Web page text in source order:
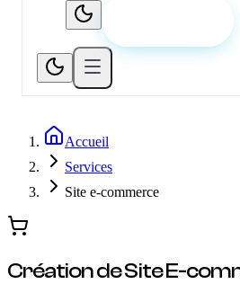
Accueil
Services
Site e-commerce
Création de Site E-